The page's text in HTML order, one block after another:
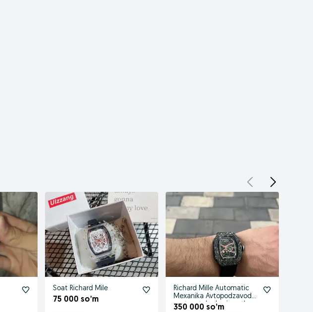
Soat Richard Mile
75 000 so’m
Richard Mille Automatic
Mexanika Avtopodzavod
soat watch chasi soatlar
350 000 so’m